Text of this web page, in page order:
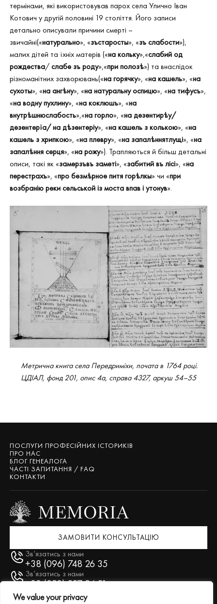
We value your privacy
термінами, які використовував парох села Улично Іван
Котович у другій половині 19 століття. Його записи
детально описували причини смерті –
звичайні(«натурально», «зъстаросты», «зъ слабости»),
малих дітей та їхніх матерів («на кольку»,«слабий од
рождества/слабе зъ роду»,«при полозѣ») та внаслідок
різноманітних захворювань(«на горячку», «на кашель», «на
сухоты», «на ангѣну», «на натуральну оспицю», «на тифусъ»,
«на водну пухлину», «на коклюшъ», «на
внутрѣшнюслабость»,«на горло», «на дезентирѣу/
дезентерїа/ на дѣзентеріу», «на кашель з колькою», «на
кашель з хрипкою», «на плевру», «на запалѣннятлущі», «на
запалѣння серця», «на рожу»). Трапляються й більш детальні
описи, такі як «замерзъвъ заметі», «забитий въ лісі», «на
перестрахъ», «про безмѣрное питя горѣлкы» чи «при
возбранію реки сельськой із моста впав і утонув».
Метрична книга села Передриміхи, почата в 1764 році.
ЦДІАЛ, фонд 201, опис 4а, справа 4327, аркуш 54–55
ПОСЛУГИ ПРОФЕСІЙНИХ ІСТОРИКІВ
ПРО НАС
БЛОГ ГЕНЕАЛОГА
ЧАСТІ ЗАПИТАННЯ / FAQ
КОНТАКТИ
Зв’язатись з нами
+38 (096) 748 26 35
Зв’язатись з нами
+38 (093) 227 94 21
ЗАМОВИТИ КОНСУЛЬТАЦІЮ